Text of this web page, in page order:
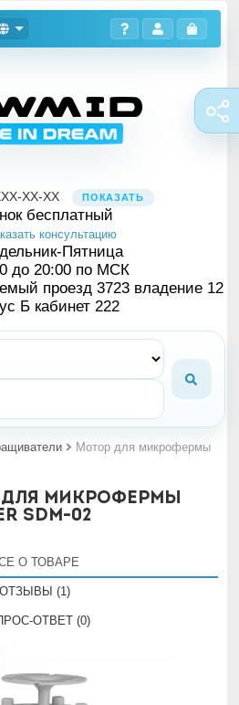
XX-XX ПОКАЗАТЬ
бесплатный
консультацию
Пятница
до 20:00 по МСК
проезд 3723 владение 12
Б кабинет 222
Мотор для микрофермы
для микрофермы
SDM-02
О ТОВАРЕ
ОТЗЫВЫ (1)
ОТВЕТ (0)